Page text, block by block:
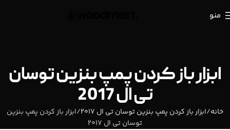
منو
ابزار باز کردن پمپ بنزين توسان
تی ال 2017
خانه ابزار باز کردن پمپ بنزين توسان تی ال 2017
ابزار باز کردن پمپ بنزين
توسان تی ال 2017